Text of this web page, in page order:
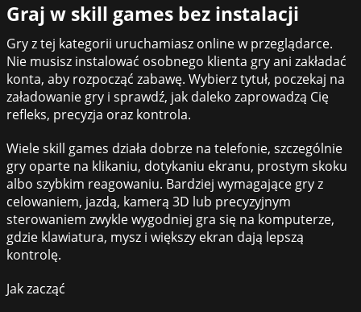
Graj w skill games bez instalacji
Gry z tej kategorii uruchamiasz online w przeglądarce.
Nie musisz instalować osobnego klienta gry ani zakładać
konta, aby rozpocząć zabawę. Wybierz tytuł, poczekaj na
załadowanie gry i sprawdź, jak daleko zaprowadzą Cię
refleks, precyzja oraz kontrola.
Wiele skill games działa dobrze na telefonie, szczególnie
gry oparte na klikaniu, dotykaniu ekranu, prostym skoku
albo szybkim reagowaniu. Bardziej wymagające gry z
celowaniem, jazdą, kamerą 3D lub precyzyjnym
sterowaniem zwykle wygodniej gra się na komputerze,
gdzie klawiatura, mysz i większy ekran dają lepszą
kontrolę.
Jak zacząć